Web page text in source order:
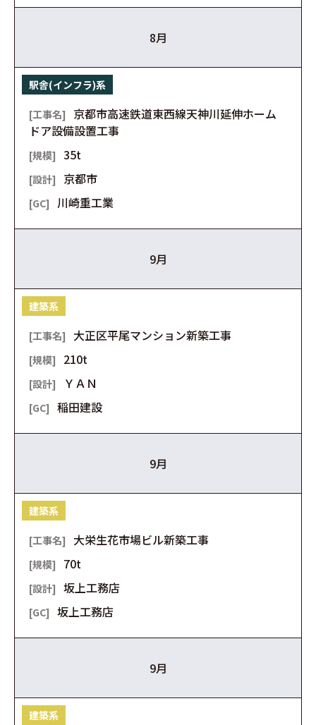
8月
駅舎(インフラ)系
京都市高速鉄道東西線天神川延伸ホーム
ドア設備設置工事
35t
京都市
川崎重工業
9月
建築系
大正区平尾マンション新築工事
210t
ＹＡＮ
稲田建設
9月
建築系
大栄生花市場ビル新築工事
70t
坂上工務店
坂上工務店
9月
建築系